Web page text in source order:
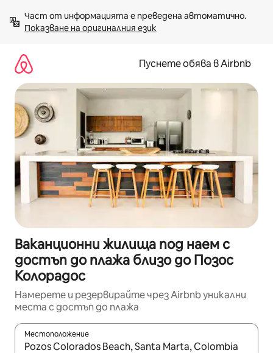
към
съдържанието
Показване на оригиналния език
Пуснете обява в Airbnb
Ваканционни жилища под наем с
достъп до плажа близо до Позос
Колорадос
Намерете и резервирайте чрез Airbnb уникални
места с достъп до плажа
Местоположение
Когато резултатите се покажат, използвайте